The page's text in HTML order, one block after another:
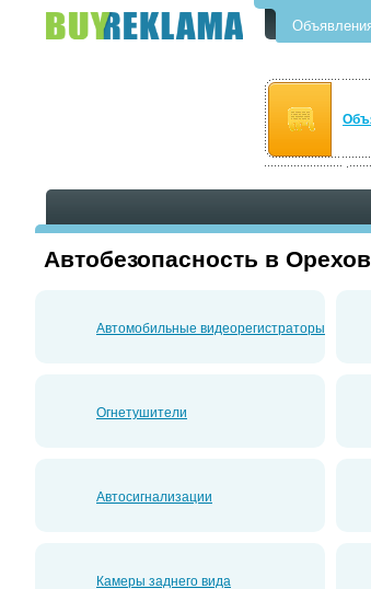
Автобезопасность в
Автомобильные видеорегистраторы
Огнетушители
Автосигнализации
Камеры заднего вида